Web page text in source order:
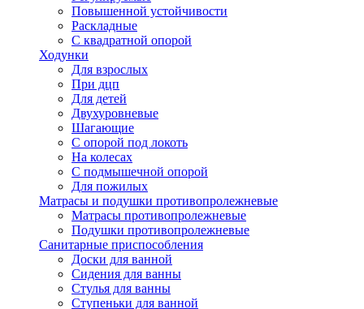
Повышенной устойчивости
Раскладные
С квадратной опорой
Ходунки
Для взрослых
При дцп
Для детей
Двухуровневые
Шагающие
С опорой под локоть
На колесах
С подмышечной опорой
Для пожилых
Матрасы и подушки противопролежневые
Матрасы противопролежневые
Подушки противопролежневые
Санитарные приспособления
Доски для ванной
Сидения для ванны
Стулья для ванны
Ступеньки для ванной